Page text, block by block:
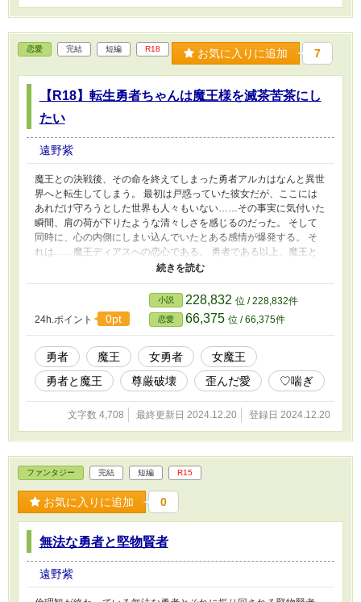
恋愛 完結 短編 R18 お気に入りに追加 7
【R18】転生勇者ちゃんは魔王様を滅茶苦茶にし
たい
遠野紫
魔王との決戦後、その命を終えてしまった勇者アルカはなんと異世
界へと転生してしまう。 最初は戸惑っていた彼女だが、ここには
あれだけ守ろうとした世界も人々もいない……その事実に気付いた
瞬間、肩の荷が下りたような清々しさを感じるのだった。 そして
同時に、心の内側にしまい込んでいたとある感情が爆発する。 そ
れは……魔王ディアスへの恋心である。 勇者である以上、魔王と
結ばれるなどあってはならない。 それは彼女自身が誰よりも理解
かしそれはあくまで元の世界での話。ここ異世界でなら全くもって
関係が無い話なのである。 その事実に気付いた彼女はどうにかし
てディアスを自らの物にするために動き始めた。 そしてとうとう
自らの策でディアスを無力化することに成功したアルカは、ついに
魔王をその手で滅茶苦茶にすることに……。 ※この作品は『転生
魔王様は静かに暮らしたい』の後日談的なものになるので、そちら
を先に読まれることを強くオススメします。
24h.ポイント 0pt
小説 228,832 位 / 228,832件
恋愛 66,375 位 / 66,375件
勇者 魔王 女勇者
女魔王
勇者と魔王
尊厳破壊 歪んだ愛 ♡喘ぎ
文字数 4,708 最終更新日 2024.12.20 登録日 2024.12.20
ファンタジー 完結 短編 R15
お気に入りに追加 0
無法な勇者と堅物賢者
遠野紫